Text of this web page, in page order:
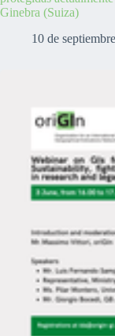
Ginebra (Suiza)
10 de